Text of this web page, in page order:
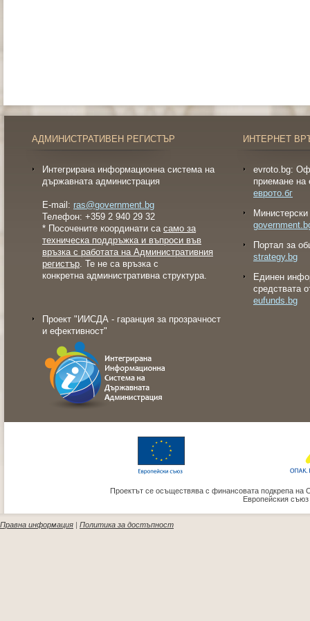
АДМИНИСТРАТИВЕН РЕГИСТЪР
Интегрирана информационна система на
държавната администрация
E-mail: ras@government.bg
Телефон: +359 2 940 29 32
* Посочените координати са само за
техническа поддръжка и въпроси във
връзка с работата на Административния
регистър. Те не са връзка с
конкретна административна структура.
Проект "ИИСДА - гаранция за прозрачност
и ефективност"
ИНТЕРНЕТ
evroto.bg:
приемане на
еврото.бг
Портал за
strategy.bg
Eдинен
средствата
eufunds.bg
Проектът се осъществява с финансовата подкрепа на
Европейския
Правна информация Политика за достъпност